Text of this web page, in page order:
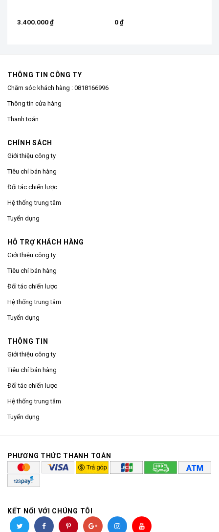
3.400.000₫ 0₫
THÔNG TIN CÔNG TY
Chăm sóc khách hàng : 0818166996
Thông tin cửa hàng
Thanh toán
CHÍNH SÁCH
Giới thiệu công ty
Tiêu chí bán hàng
Đối tác chiến lược
Hệ thống trung tâm
Tuyển dụng
HỖ TRỢ KHÁCH HÀNG
Giới thiệu công ty
Tiêu chí bán hàng
Đối tác chiến lược
Hệ thống trung tâm
Tuyển dụng
THÔNG TIN
Giới thiệu công ty
Tiêu chí bán hàng
Đối tác chiến lược
Hệ thống trung tâm
Tuyển dụng
PHƯƠNG THỨC THANH TOÁN
KẾT NỐI VỚI CHÚNG TÔI